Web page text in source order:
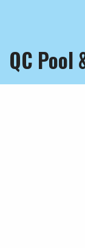
QC Pool